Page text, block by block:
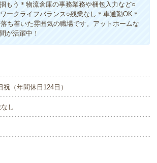
もう＊物流倉庫の事務業務や梱包入力など○
ークライフバランス○残業なし＊車通勤OK＊
ち着いた雰囲気の職場です。アットホームな
が活躍中！
（年間休日124日）
し